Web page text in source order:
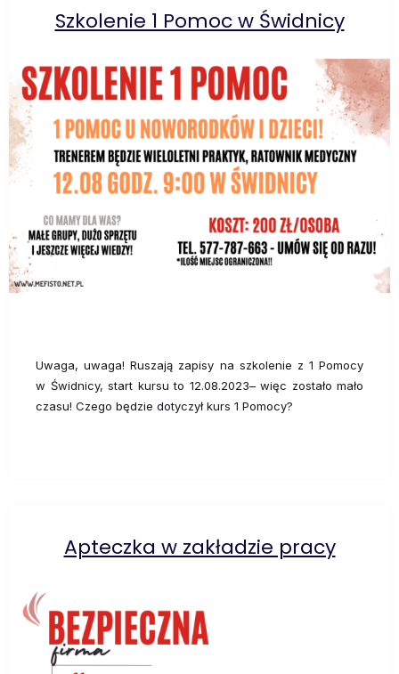
Szkolenie 1 Pomoc w Świdnicy
Uwaga, uwaga! Ruszają zapisy na szkolenie z 1 Pomocy
w Świdnicy, start kursu to 12.08.2023– więc zostało mało
czasu! Czego będzie dotyczył kurs 1 Pomocy?
Apteczka w zakładzie pracy